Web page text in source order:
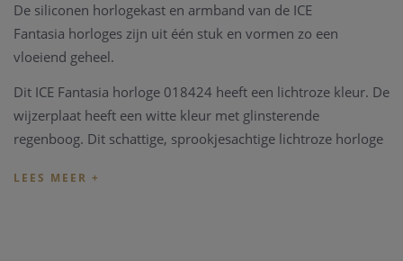
De siliconen horlogekast en armband van de ICE
Fantasia horloges zijn uit één stuk en vormen zo een
vloeiend geheel.
Dit ICE Fantasia horloge 018424 heeft een lichtroze kleur. De
wijzerplaat heeft een witte kleur met glinsterende
regenboog. Dit schattige, sprookjesachtige lichtroze horloge
Dit horloge heeft de maat Extra Small.